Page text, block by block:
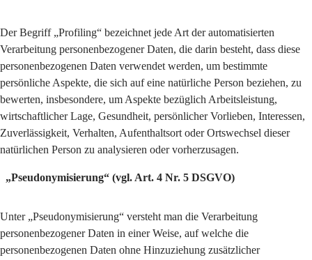
Der Begriff „Profiling“ bezeichnet jede Art der automatisierten
Verarbeitung personenbezogener Daten, die darin besteht, dass diese
personenbezogenen Daten verwendet werden, um bestimmte
persönliche Aspekte, die sich auf eine natürliche Person beziehen, zu
bewerten, insbesondere, um Aspekte bezüglich Arbeitsleistung,
wirtschaftlicher Lage, Gesundheit, persönlicher Vorlieben, Interessen,
Zuverlässigkeit, Verhalten, Aufenthaltsort oder Ortswechsel dieser
natürlichen Person zu analysieren oder vorherzusagen.
„Pseudonymisierung“ (vgl. Art. 4 Nr. 5 DSGVO)
Unter „Pseudonymisierung“ versteht man die Verarbeitung
personenbezogener Daten in einer Weise, auf welche die
personenbezogenen Daten ohne Hinzuziehung zusätzlicher